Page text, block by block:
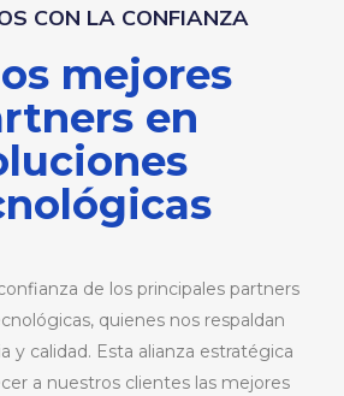
CON LA CONFIANZA
mejores
en
de los principales partners
quienes nos respaldan
y calidad. Esta alianza estratégica
a nuestros clientes las mejores